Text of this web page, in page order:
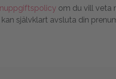
om du vill veta
kan självklart avsluta din